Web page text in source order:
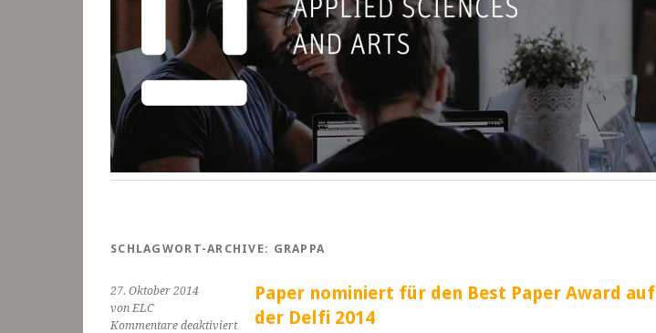
SCHLAGWORT-ARCHIVE: GRAPPA
27. Oktober 2014
von ELC
Kommentare deaktiviertfür
Paper nominiert für den Best Paper Award auf
der Delfi 2014